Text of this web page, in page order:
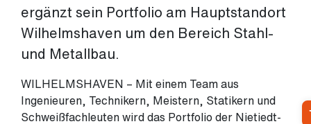
ergänzt sein Portfolio am Hauptstandort
Wilhelmshaven um den Bereich Stahl-
und Metallbau.
WILHELMSHAVEN – Mit einem Team aus
Ingenieuren, Technikern, Meistern, Statikern und
Schweißfachleuten wird das Portfolio der Nietiedt-